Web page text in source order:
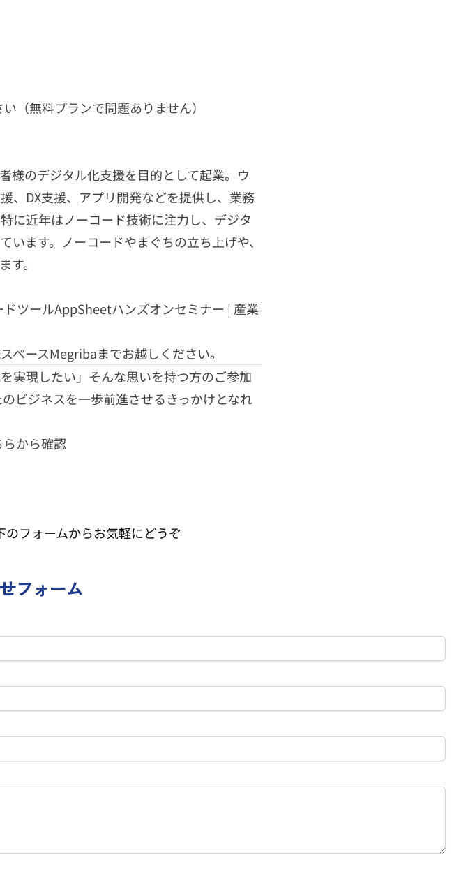
（無料プランで問題ありません）
様のデジタル化支援を目的として起業。ウ
、DX支援、アプリ開発などを提供し、業務
に近年はノーコード技術に注力し、デジタ
ます。ノーコードやまぐちの立ち上げや、
す。
ツールAppSheetハンズオンセミナー | 産業
ペースMegribaまでお越しください。
実現したい」そんな思いを持つ方のご参加
ビジネスを一歩前進させるきっかけとなれ
から確認
フォームからお気軽にどうぞ
フォーム